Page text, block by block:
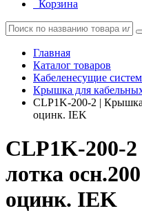
Корзина
Главная
Каталог товаров
Кабеленесущие
Крышка для
CLP1K-200-2 | Крышка
оцинк. IEK
CLP1K-200-
лотка
оцинк. IEK